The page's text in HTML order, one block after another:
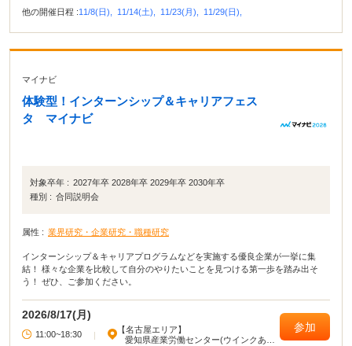
他の開催日程 :11/8(日), 11/14(土), 11/23(月), 11/29(日),
マイナビ
体験型！インターンシップ＆キャリアフェス
タ マイナビ
対象卒年 : 2027年卒 2028年卒 2029年卒 2030年卒
種別 : 合同説明会
属性 : 業界研究・企業研究・職種研究
インターンシップ＆キャリアプログラムなどを実施する優良企業が一挙に集
結！ 様々な企業を比較して自分のやりたいことを見つける第一歩を踏み出そ
う！ ぜひ、ご参加ください。
2026/8/17(月)
11:00~18:30 |
【名古屋エリア】
愛知県産業労働センター(ウインクあい
参加